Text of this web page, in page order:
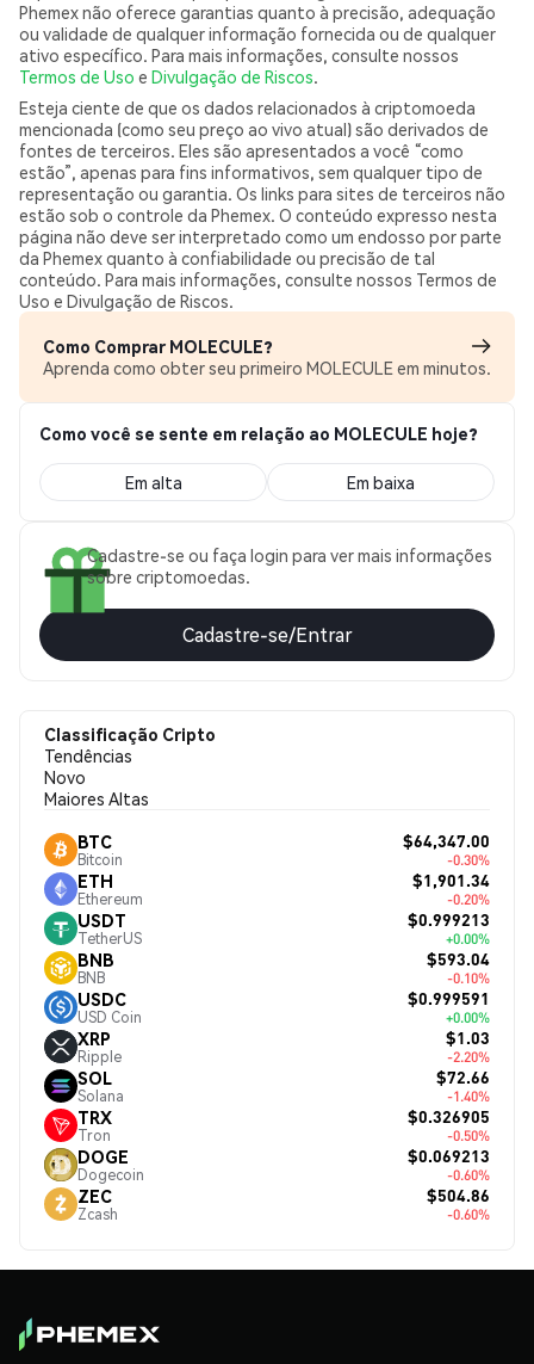
Phemex não oferece garantias quanto à precisão, adequação
ou validade de qualquer informação fornecida ou de qualquer
ativo específico. Para mais informações, consulte nossos
Termos de Uso e Divulgação de Riscos.
Esteja ciente de que os dados relacionados à criptomoeda
mencionada (como seu preço ao vivo atual) são derivados de
fontes de terceiros. Eles são apresentados a você “como
estão”, apenas para fins informativos, sem qualquer tipo de
representação ou garantia. Os links para sites de terceiros não
estão sob o controle da Phemex. O conteúdo expresso nesta
página não deve ser interpretado como um endosso por parte
da Phemex quanto à confiabilidade ou precisão de tal
conteúdo. Para mais informações, consulte nossos Termos de
Uso e Divulgação de Riscos.
Como Comprar MOLECULE?
Aprenda como obter seu primeiro MOLECULE em minutos.
Como você se sente em relação ao MOLECULE hoje?
Em alta Em baixa
Cadastre-se ou faça login para ver mais informações
sobre criptomoedas.
Cadastre-se/Entrar
Classificação Cripto
Tendências
Novo
Maiores Altas
BTC
Bitcoin
$64,347.00
-0.30%
ETH
Ethereum
$1,901.34
-0.20%
USDT
TetherUS
$0.999213
+0.00%
BNB
BNB
$593.04
-0.10%
USDC
USD Coin
$0.999591
+0.00%
XRP
Ripple
$1.03
-2.20%
SOL
Solana
$72.66
-1.40%
TRX
Tron
$0.326905
-0.50%
DOGE
Dogecoin
$0.069213
-0.60%
ZEC
Zcash
$504.86
-0.60%